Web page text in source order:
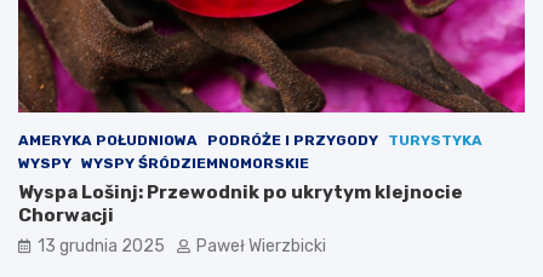
AMERYKA POŁUDNIOWA PODRÓŻE I PRZYGODY
TURYSTYKA
WYSPY WYSPY ŚRÓDZIEMNOMORSKIE
Wyspa Lošinj: Przewodnik po ukrytym klejnocie
Chorwacji
13 grudnia 2025 Paweł Wierzbicki